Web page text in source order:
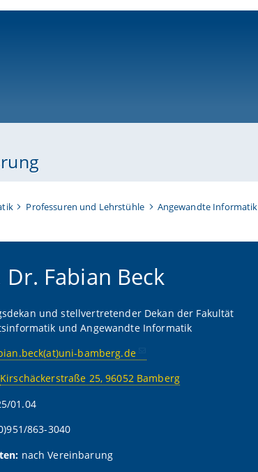
Professuren und Lehrstühle Angewandte Informatik
Dr. Fabian Beck
und stellvertretender Dekan der Fakultät
und Angewandte Informatik
bamberg.de
Kirschäckerstraße 25, 96052 Bamberg
01.04
863-3040
nach Vereinbarung